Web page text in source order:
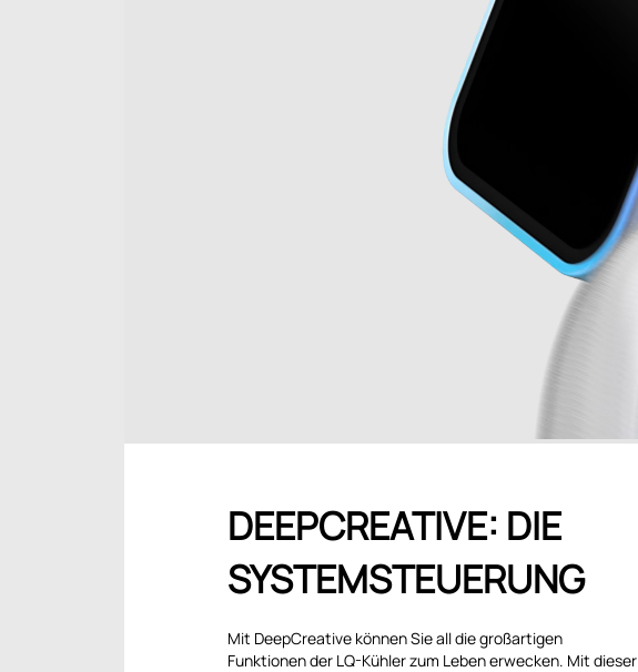
DEEPCREATIVE: DIE
SYSTEMSTEUERUNG
Mit DeepCreative können Sie all die großartigen
Funktionen der LQ-Kühler zum Leben erwecken. Mit dieser